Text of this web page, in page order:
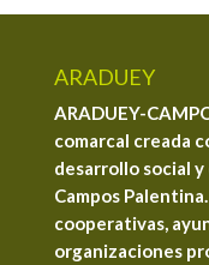
ARADUEY
ARADUEY-
comarcal creada
desarrollo social
Campos
cooperativas,
organizaciones